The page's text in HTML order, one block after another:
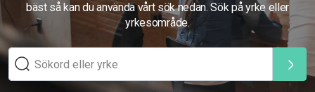
bäst så kan du använda vårt sök nedan. Sök på yrke eller
yrkesområde.